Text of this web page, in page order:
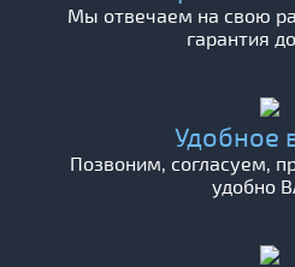
Мы отвечаем на свою
гарантия
Удобное
Позвоним, согласуем,
удобно